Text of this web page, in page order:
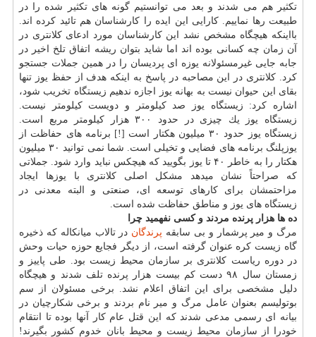
تكثیر هم می شدند و بعد می توانستیم گونه های تكثیر شده را در
طبیعت رها نماییم. كارایی این ایده را كارشناسان هم تائید كرده اند.
بااینكه هیچگاه مشخص نشد این كارشناسان مورد ادعای كلانتری در
آن زمان چه كسانی بوده اند اما شاید بتوان ریشه اتفاق تلخ اخیر در
جابه جایی غیرمسئولانه یوزه ای پردیسان را در همین جملات جستجو
كرد. كلانتری در این مصاحبه در پاسخ به اینكه هدف از حفظ یوز تنها
بقای این حیوان نیست به بهانه یوز اجازه ندهیم زیستگاه تخریب شود،
اشاره كرد: زیستگاه یوز صد كیلومتر و دویست كیلومتر نیست.
زیستگاه یوز یك چیزی در حدود ۳۰۰ هزار كیلومتر مربع است.
زیستگاه یوز حدود ۳۰ میلیون هكتار است [!] برنامه های حفاظت از
یوزپلنگ برنامه های فضایی و تخیلی است. شما نمی توانید ۳۰ میلیون
هكتار را به خاطر ۴۰ تا یوز بگویید كه هیچكس نباید وارد شود. جملاتی
كه صراحتاً نشان میدهد مشكل اصلی كلانتری با یوزها ایجاد
مزاحتمشان برای كارهای توسعه ای، صنعتی و البته معدنی در
زیستگاه های یوز و مناطق حفاظت شده است.
ده ها هزار پرنده مردند و كسی نفهمید چرا
مرگ و میر پرشمار و بی سابقه پرندگان در تالاب میانكاله كه ذخیره
گاه زیست كره عنوان گرفته است، از دیگر فجایع حوزه حیات وحش
در دوره ریاست كلانتری بر سازمان محیط زیست بود. طی پاییز و
زمستان سال ۹۸ دست كم بیست هزار پرنده تلف شدند و هیچگاه
دلیل مشخصی برای این اتفاق اعلام نشد. برخی مسئولان از سم
بوتولیسم بعنوان عامل مرگ و میر نام بردند و برخی شكارچیان در
بیانه ای رسمی مدعی شدند كه این قتل عام كار آنها بوده تا انتقام
خودرا از سازمان محیط زیست و محیط بانان خدوم كشور بگیرند!